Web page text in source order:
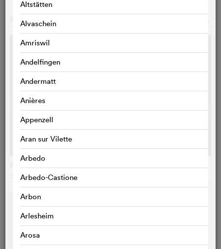
Altstätten
Alvaschein
Amriswil
Andelfingen
Andermatt
Anières
Appenzell
Aran sur Vilette
Arbedo
Arbedo-Castione
Arbon
Arlesheim
Arosa
RECOMMANDATIONS
Sophie Deraspe, Canada